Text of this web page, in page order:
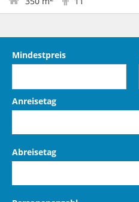
Mindestpreis
Anreisetag
Abreisetag